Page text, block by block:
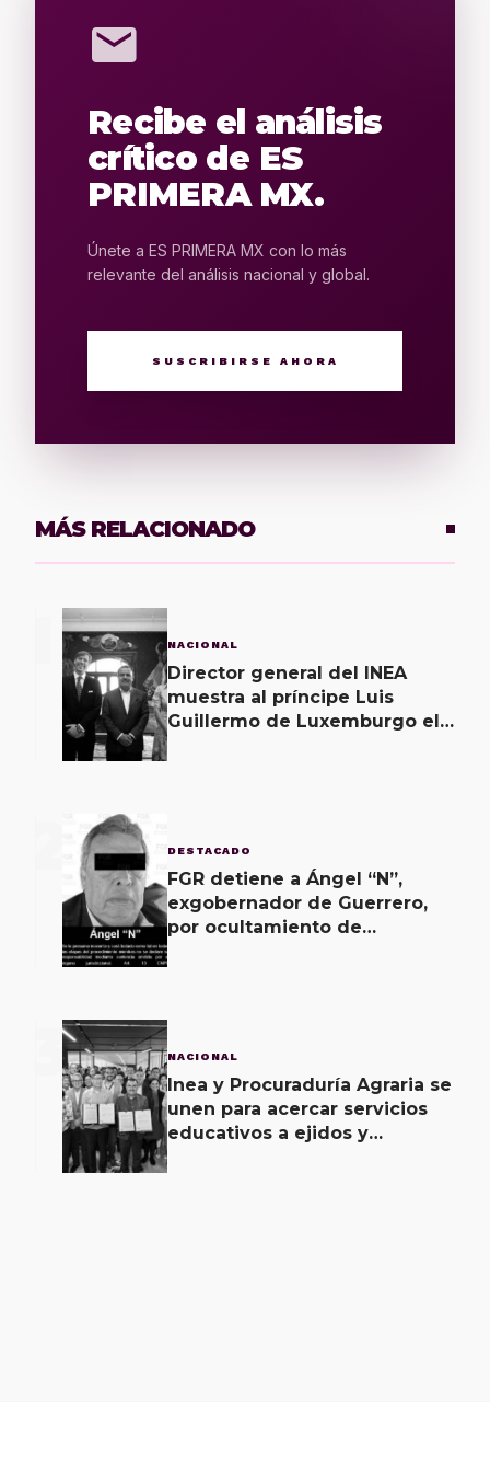
mail
Recibe el análisis
crítico de ES
PRIMERA MX.
Únete a ES PRIMERA MX con lo más
relevante del análisis nacional y global.
SUSCRIBIRSE AHORA
MÁS RELACIONADO
NACIONAL
Director general del INEA
muestra al príncipe Luis
Guillermo de Luxemburgo el
DESTACADO
FGR detiene a Ángel “N”,
exgobernador de Guerrero,
por ocultamiento de
3 NACIONAL
Inea y Procuraduría Agraria se
unen para acercar servicios
educativos a ejidos y